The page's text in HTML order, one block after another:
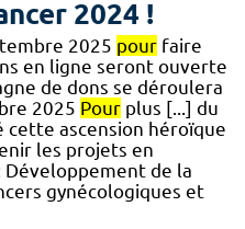
2024 !
2025 pour faire
en ligne seront ouverte
de dons se déroulera
2025 Pour plus [...] du
cette ascension héroïque
les projets en
Développement de la
gynécologiques et